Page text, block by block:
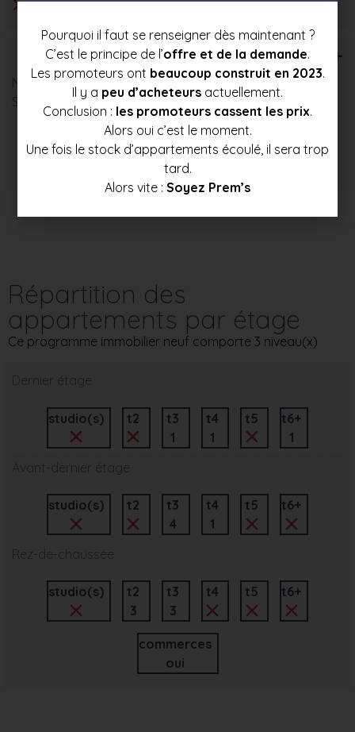
T6+
Nombre : 1
Surface moyenne : 90 m²
Prix mini Prix moyen
225 000 €
Prix max
Répartition des
appartements par étage
Ce programme immobilier neuf comporte 3 niveau(x)
Dernier étage
studio(s) t2
t3
1
t4
1
t5
t6+
1
Avant-dernier étage
studio(s) t2
t3
4
t4
1
t5 t6+
Rez-de-chaussée
studio(s)
t2
3
t3
3
t4 t5 t6+
commerces
oui
Pourquoi il faut se renseigner dès maintenant ?
C’est le principe de l’offre et de la demande.
Les promoteurs ont beaucoup construit en 2023.
Il y a peu d’acheteurs actuellement.
Conclusion : les promoteurs cassent les prix.
Alors oui c’est le moment.
Une fois le stock d’appartements écoulé, il sera trop
tard.
Alors vite : Soyez Prem’s